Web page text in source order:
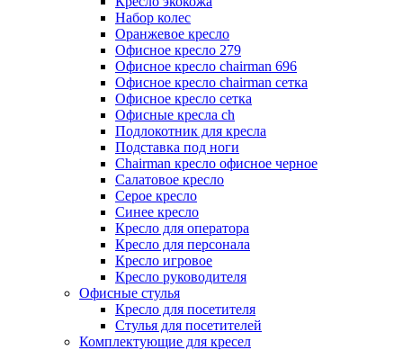
Набор колес
Оранжевое кресло
Офисное кресло 279
Офисное кресло chairman 696
Офисное кресло chairman сетка
Офисное кресло сетка
Офисные кресла ch
Подлокотник для кресла
Подставка под ноги
Сhairman кресло офисное черное
Салатовое кресло
Серое кресло
Синее кресло
Кресло для оператора
Кресло для персонала
Кресло игровое
Кресло руководителя
Офисные стулья
Кресло для посетителя
Стулья для посетителей
Комплектующие для кресел